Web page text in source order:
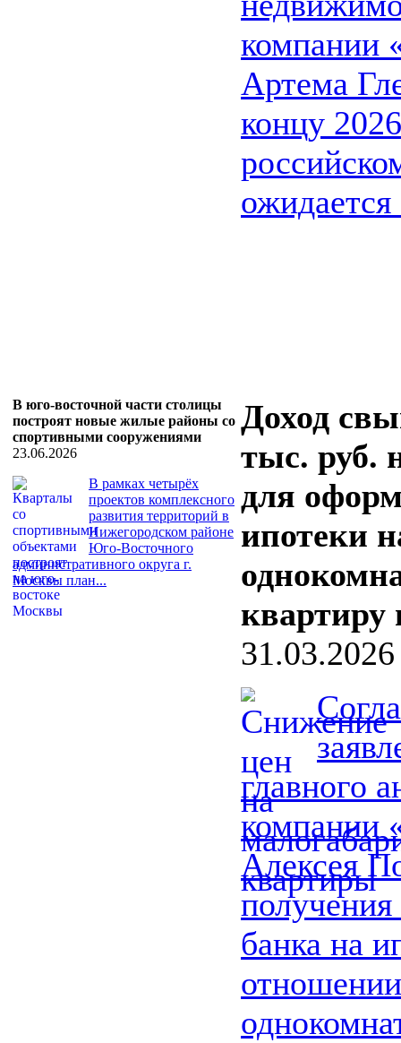
компании
Артема
концу
ожидается
В юго-восточной части столицы
построят новые жилые районы со
спортивными сооружениями
23.06.2026
В рамках четырёх
проектов комплексного
развития территорий в
Нижегородском районе
Юго-Восточного
административного округа г.
Москвы план...
Доход
тыс. руб.
для
ипотеки
квартиру
31.03.2026
главного
Алексея
банка на
отношении